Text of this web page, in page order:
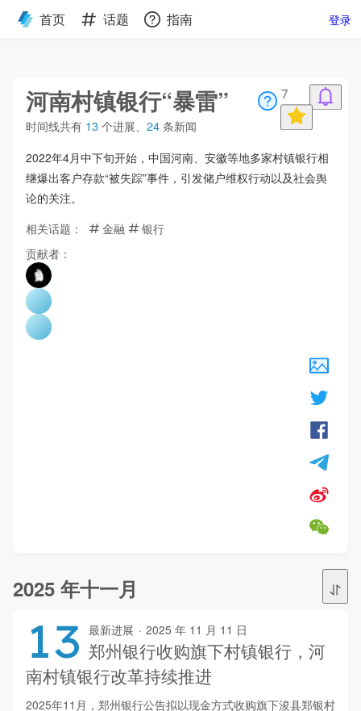
首页 话题 指南 登录
7
河南村镇银行“暴雷”
时间线共有 13个进展 24条新闻
2022年4月中下旬开始，中国河南、安徽等地多家村镇银行相
继爆出客户存款“被失踪”事件，引发储户维权行动以及社会舆
论的关注。
相关话题：
金融
银行
贡献者：
2025 年十一月
13 最新进展 · 2025 年 11 月 11 日
郑州银行收购旗下村镇银行，河
南村镇银行改革持续推进
2025年11月，郑州银行公告拟以现金方式收购旗下浚县郑银村